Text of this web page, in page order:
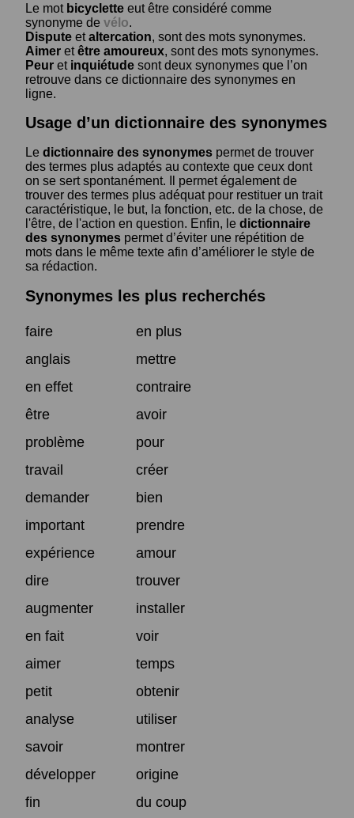
Le mot bicyclette eut être considéré comme
synonyme de vélo.
Dispute etaltercation, sont des mots synonymes.
Aimer etêtre amoureux, sont des mots synonymes.
Peur et inquiétude sont deux synonymes que l’on
retrouve dans ce dictionnaire des synonymes en
ligne.
Usage d’un dictionnaire des synonymes
Le dictionnaire des synonymes permet de trouver
des termes plus adaptés au contexte que ceux dont
on se sert spontanément. Il permet également de
trouver des termes plus adéquat pour restituer un trait
caractéristique, le but, la fonction, etc. de la chose, de
l'être, de l'action en question. Enfin, le dictionnaire
des synonymes permet d’éviter une répétition de
mots dans le même texte afin d’améliorer le style de
sa rédaction.
Synonymes les plus recherchés
faire
en plus
anglais
mettre
en effet
contraire
être
avoir
problème
pour
travail
créer
demander
bien
important
prendre
expérience
amour
dire
trouver
augmenter
installer
en fait
voir
aimer
temps
petit
obtenir
analyse
utiliser
savoir
montrer
développer
origine
fin
du coup